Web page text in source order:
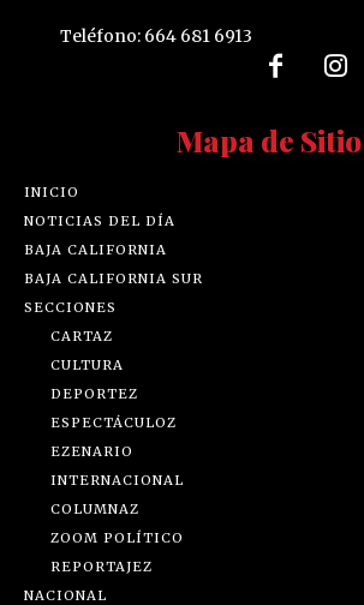
Teléfono: 664 681 6913
Mapa de Sitio
INICIO
NOTICIAS DEL DÍA
BAJA CALIFORNIA
BAJA CALIFORNIA SUR
SECCIONES
CARTAZ
CULTURA
DEPORTEZ
ESPECTÁCULOZ
EZENARIO
INTERNACIONAL
COLUMNAZ
ZOOM POLÍTICO
REPORTAJEZ
NACIONAL